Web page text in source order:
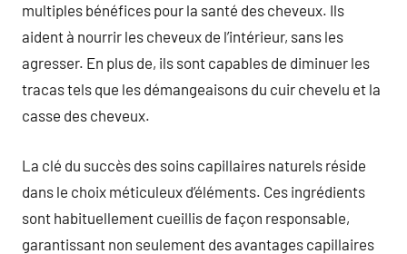
multiples bénéfices pour la santé des cheveux. Ils
aident à nourrir les cheveux de l’intérieur, sans les
agresser. En plus de, ils sont capables de diminuer les
tracas tels que les démangeaisons du cuir chevelu et la
casse des cheveux.
La clé du succès des soins capillaires naturels réside
dans le choix méticuleux d’éléments. Ces ingrédients
sont habituellement cueillis de façon responsable,
garantissant non seulement des avantages capillaires